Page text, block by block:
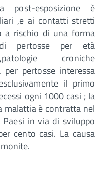
post-esposizione è
,e ai contatti stretti
a rischio di una forma
pertosse per età
croniche
pertosse interessa
il primo
ogni 1000 casi ; la
malattia è contratta nel
in via di sviluppo
cento casi. La causa